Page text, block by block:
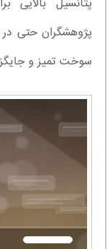
پتانسیل
پژوهشگران حتی
سوخت تمیز و